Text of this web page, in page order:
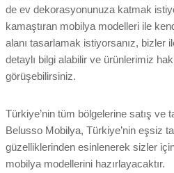
de ev dekorasyonunuza katmak
kamaştıran mobilya modelleri ile
alanı tasarlamak istiyorsanız, bizler
detaylı bilgi alabilir ve ürünlerimiz
görüşebilirsiniz.
Türkiye’nin tüm bölgelerine satış ve
Belusso Mobilya, Türkiye’nin eşsiz
güzelliklerinden esinlenerek sizler
mobilya modellerini hazırlayacaktır.